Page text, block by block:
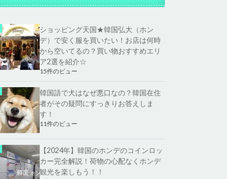
ショッピング天国★韓国弘大（ホン
デ）で安く服を買いたい！お店は何時
から空いてるの？買い物おすすめエリ
ア2選を紹介☆
15件のビュー
韓国語で犬はなぜ悪口なの？韓国在住
者がその疑問にすっきりお答えしま
す！
11件のビュー
【2024年】韓国のホンデのコインロッ
カー完全解説！荷物の心配なくホンデ
観光を楽しもう！！